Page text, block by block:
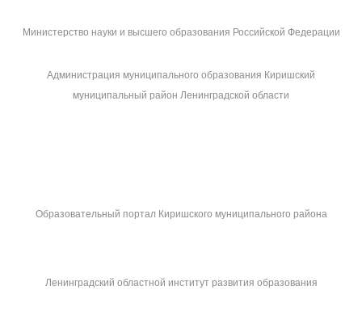
Министерство науки и высшего образования Российской Федерации
Администрация муниципального образования Киришский
муниципальный район Ленинградской области
Образовательный портал Киришского муниципального района
Ленинградский областной институт развития образования